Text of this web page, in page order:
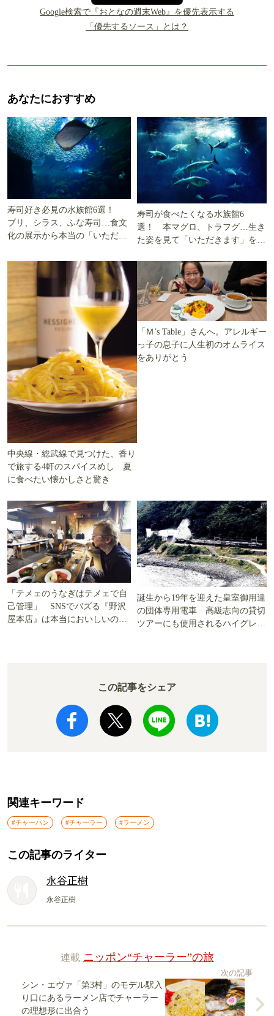
Google検索で『おとなの週末Web』を優先表示する
「優先するソース」とは？
あなたにおすすめ
寿司好き必見の水族館6選！
ブリ、シラス、ふな寿司…食文
化の展示から本当の「いただき
寿司が食べたくなる水族館6
選！ 本マグロ、トラフグ…生き
た姿を見て「いただきます」を考
中央線・総武線で見つけた、香り
で旅する4軒のスパイスめし 夏
に食べたい懐かしさと驚き
「Ｍ’s Table」さんへ。アレルギー
っ子の息子に人生初のオムライス
をありがとう
「テメェのうなぎはテメェで自
己管理」 SNSでバズる『野沢
屋本店』は本当においしいの
誕生から19年を迎えた皇室御用達
の団体専用電車 高級志向の貸切
ツアーにも使用されるハイグレー
この記事をシェア
関連キーワード
#チャーハン #チャーラー #ラーメン
この記事のライター
永谷正樹
永谷正樹
連載 ニッポン“チャーラー”の旅
次の記事
シン・エヴァ「第3村」のモデル駅入
り口にあるラーメン店でチャーラー
の理想形に出合う